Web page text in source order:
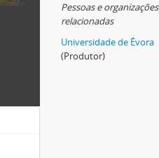
Pessoas e organizações
relacionadas
Universidade de Évora
(Produtor)